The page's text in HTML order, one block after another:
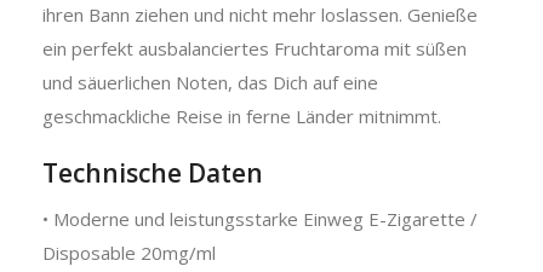
ihren Bann ziehen und nicht mehr loslassen. Genieße
ein perfekt ausbalanciertes Fruchtaroma mit süßen
und säuerlichen Noten, das Dich auf eine
geschmackliche Reise in ferne Länder mitnimmt.
Technische Daten
• Moderne und leistungsstarke Einweg E-Zigarette /
Disposable 20mg/ml